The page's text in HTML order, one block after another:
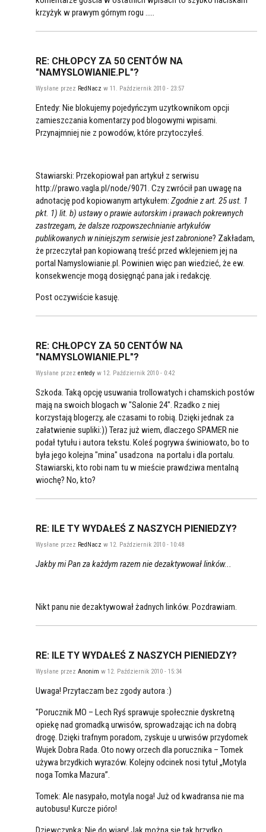
krzyżyk w prawym górnym rogu .....
RE: CHŁOPCY ZA 50 CENTÓW NA
"NAMYSLOWIANIE.PL"?
Wysłane przez RedNacz w 11. Październik 2010 - 23:57
Entedy: Nie blokujemy pojedyńczym uzytkownikom opcji
zamieszczania komentarzy pod blogowymi wpisami.
Przynajmniej nie z powodów, które przytoczyłeś.
Stawiarski: Przekopiował pan artykuł z serwisu
http://prawo.vagla.pl/node/9071. Czy zwrócił pan uwagę na
adnotację pod kopiowanym artykułem: Zgodnie z art. 25 ust. 1
pkt. 1) lit. b) ustawy o prawie autorskim i prawach pokrewnych
zastrzegam, że dalsze rozpowszechnianie artykułów
publikowanych w niniejszym serwisie jest zabronione? Zakładam,
że przeczytał pan kopiowaną treść przed wklejeniem jej na
portal Namyslowianie.pl. Powinien więc pan wiedzieć, że ew.
konsekwencje mogą dosięgnąć pana jak i redakcję.
Post oczywiście kasuję.
RE: CHŁOPCY ZA 50 CENTÓW NA
"NAMYSLOWIANIE.PL"?
Wysłane przez entedy w 12. Październik 2010 - 0:42
Szkoda. Taką opcję usuwania trollowatych i chamskich postów
mają na swoich blogach w "Salonie 24". Rzadko z niej
korzystają blogerzy, ale czasami to robią. Dzięki jednak za
załatwienie supliki:)) Teraz już wiem, dlaczego SPAMER nie
podał tytułu i autora tekstu. Koleś pogrywa świniowato, bo to
była jego kolejna "mina" usadzona na portalu i dla portalu.
Stawiarski, kto robi nam tu w mieście prawdziwa mentalną
wiochę? No, kto?
RE: ILE TY WYDAŁEŚ Z NASZYCH PIENIEDZY?
Wysłane przez RedNacz w 12. Październik 2010 - 10:48
Jakby mi Pan za każdym razem nie dezaktywował linków...
Nikt panu nie dezaktywował żadnych linków. Pozdrawiam.
RE: ILE TY WYDAŁEŚ Z NASZYCH PIENIEDZY?
Wysłane przez Anonim w 12. Październik 2010 - 15:34
Uwaga! Przytaczam bez zgody autora :)
"Porucznik MO – Lech Ryś sprawuje społecznie dyskretną
opiekę nad gromadką urwisów, sprowadzając ich na dobrą
drogę. Dzięki trafnym poradom, zyskuje u urwisów przydomek
Wujek Dobra Rada. Oto nowy orzech dla porucznika – Tomek
używa brzydkich wyrazów. Kolejny odcinek nosi tytuł „Motyla
noga Tomka Mazura”.
Tomek: Ale nasypało, motyla noga! Już od kwadransa nie ma
autobusu! Kurcze pióro!